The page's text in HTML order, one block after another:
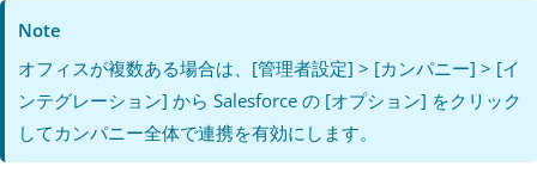
Note
オフィスが複数ある場合は、[管理者設定] > [カンパニー] > [イ
ンテグレーション] から Salesforce の [オプション] をクリック
してカンパニー全体で連携を有効にします。